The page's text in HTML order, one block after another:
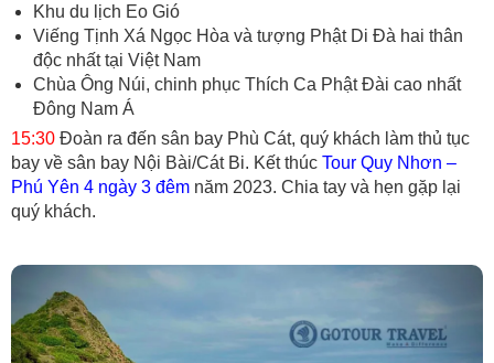
Khu du lịch Eo Gió
Viếng Tịnh Xá Ngọc Hòa và tượng Phật Di Đà hai thân
độc nhất tại Việt Nam
Chùa Ông Núi, chinh phục Thích Ca Phật Đài cao nhất
Đông Nam Á
15:30 Đoàn ra đến sân bay Phù Cát, quý khách làm thủ tục
bay về sân bay Nội Bài/Cát Bi. Kết thúc Tour Quy Nhơn –
Phú Yên 4 ngày 3 đêm năm 2023. Chia tay và hẹn gặp lại
quý khách.